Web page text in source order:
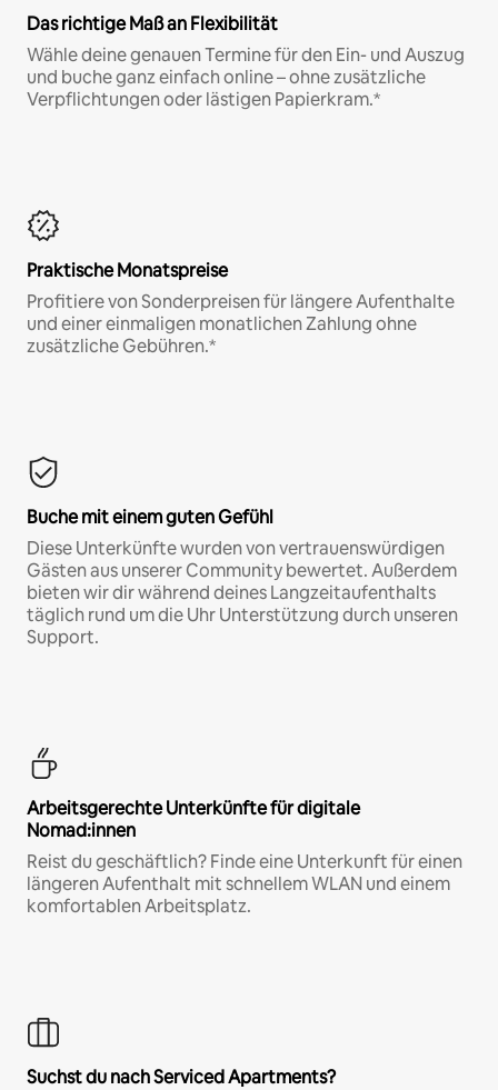
Das richtige Maß an Flexibilität
Wähle deine genauen Termine für den Ein- und Auszug
und buche ganz einfach online – ohne zusätzliche
Verpflichtungen oder lästigen Papierkram.*
Praktische Monatspreise
Profitiere von Sonderpreisen für längere Aufenthalte
und einer einmaligen monatlichen Zahlung ohne
zusätzliche Gebühren.*
Buche mit einem guten Gefühl
Diese Unterkünfte wurden von vertrauenswürdigen
Gästen aus unserer Community bewertet. Außerdem
bieten wir dir während deines Langzeitaufenthalts
täglich rund um die Uhr Unterstützung durch unseren
Support.
Arbeitsgerechte Unterkünfte für digitale
Nomad:innen
Reist du geschäftlich? Finde eine Unterkunft für einen
längeren Aufenthalt mit schnellem WLAN und einem
komfortablen Arbeitsplatz.
Suchst du nach Serviced Apartments?